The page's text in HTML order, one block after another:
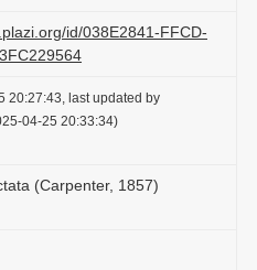
n
id/038E2841-FFCD-
20:27:43, last updated by
04-25 20:33:34)
(Carpenter, 1857)